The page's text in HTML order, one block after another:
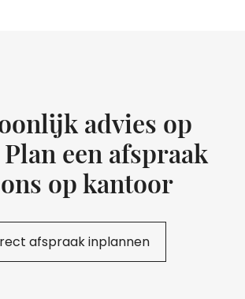
advies op
een afspraak
op kantoor
afspraak inplannen